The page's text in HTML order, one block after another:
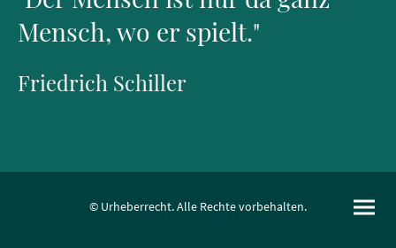
Mensch, wo er spielt."
Friedrich Schiller
© Urheberrecht. Alle Rechte vorbehalten.